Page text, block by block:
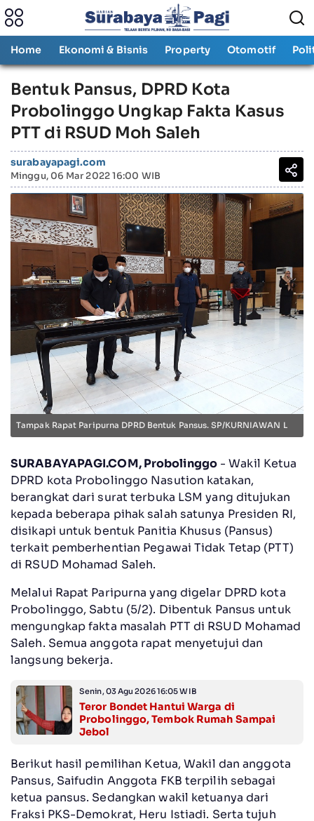
Home Ekonomi & Bisnis Property Otomotif
Bentuk Pansus, DPRD Kota
Probolinggo Ungkap Fakta Kasus
PTT di RSUD Moh Saleh
surabayapagi.com
Minggu, 06 Mar 2022 16:00 WIB
Tampak Rapat Paripurna DPRD Bentuk Pansus. SP/KURNIAWAN L
SURABAYAPAGI.COM, Probolinggo- Wakil Ketua
DPRD kota Probolinggo Nasution katakan,
berangkat dari surat terbuka LSM yang ditujukan
kepada beberapa pihak salah satunya Presiden RI,
disikapi untuk bentuk Panitia Khusus (Pansus)
terkait pemberhentian Pegawai Tidak Tetap (PTT)
di RSUD Mohamad Saleh.
Melalui Rapat Paripurna yang digelar DPRD kota
Probolinggo, Sabtu (5/2). Dibentuk Pansus untuk
mengungkap fakta masalah PTT di RSUD Mohamad
Saleh. Semua anggota rapat menyetujui dan
langsung bekerja.
Senin, 03 Agu 2026 16:05 WIB
Teror Bondet Hantui Warga di
Probolinggo, Tembok Rumah Sampai
Jebol
Berikut hasil pemilihan Ketua, Wakil dan anggota
Pansus, Saifudin Anggota FKB terpilih sebagai
ketua pansus. Sedangkan wakil ketuanya dari
Fraksi PKS-Demokrat, Heru Istiadi. Serta tujuh